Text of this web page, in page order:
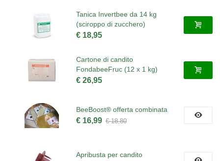
Tanica Invertbee da 14 kg
(sciroppo di zucchero)
€ 18,95
Cartone di candito
FondabeeFruc (12 x 1 kg)
€ 26,95
BeeBoost® offerta combinata
€ 16,99 € 18,80
Apribusta per candito